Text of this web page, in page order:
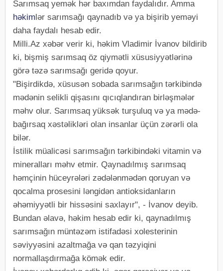
Sarımsaq yemək hər baxımdan faydalıdır. Amma
həkimlər sarımsağı qaynadıb və ya bişirib yeməyi
daha faydalı hesab edir.
Milli.Az xəbər verir ki, həkim Vladimir İvanov bildirib
ki, bişmiş sarımsaq öz qiymətli xüsusiyyətlərinə
görə təzə sarımsağı geridə qoyur.
"Bişirdikdə, xüsusən sobada sarımsağın tərkibində
mədənin selikli qişasını qıcıqlandıran birləşmələr
məhv olur. Sarımsaq yüksək turşuluq və ya mədə-
bağırsaq xəstəlikləri olan insanlar üçün zərərli ola
bilər.
İstilik müalicəsi sarımsağın tərkibindəki vitamin və
mineralları məhv etmir. Qaynadılmış sarımsaq
həmçinin hüceyrələri zədələnmədən qoruyan və
qocalma prosesini ləngidən antioksidanların
əhəmiyyətli bir hissəsini saxlayır", - İvanov deyib.
Bundan əlavə, həkim hesab edir ki, qaynadılmış
sarımsağın müntəzəm istifadəsi xolesterinin
səviyyəsini azaltmağa və qan təzyiqini
normallaşdırmağa kömək edir.